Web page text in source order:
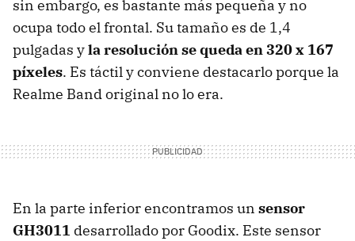
sin embargo, es bastante más pequeña y no
ocupa todo el frontal. Su tamaño es de 1,4
pulgadas yla resolución se queda en 320 x 167
píxeles. Es táctil y conviene destacarlo porque la
Realme Band original no lo era.
En la parte inferior encontramos un sensor
GH3011 desarrollado por Goodix. Este sensor